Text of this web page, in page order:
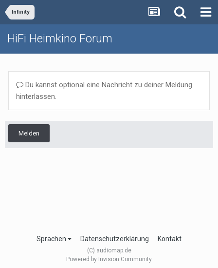
Infinity
HiFi Heimkino Forum
Du kannst optional eine Nachricht zu deiner Meldung
hinterlassen.
Melden
Sprachen Datenschutzerklärung Kontakt
(C) audiomap.de
Powered by Invision Community